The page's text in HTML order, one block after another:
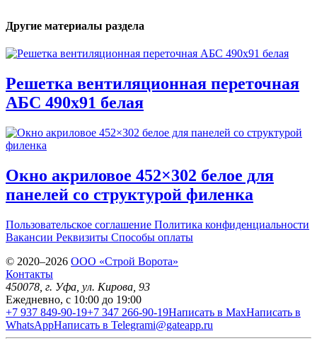
Другие материалы раздела
Решетка вентиляционная переточная
АБС 490х91 белая
Окно акриловое 452×302 белое для
панелей со структурой филенка
Пользовательское соглашение Политика конфиденциальности
Вакансии Реквизиты Способы оплаты
© 2020–2026 OOO «Строй Ворота»
Контакты
450078 , г. Уфа ул. Кирова, 93
Ежедневно, с 10:00 до 19:00
+7 937 849-90-19+7 347 266-90-19Написать в MaxНаписать в
WhatsAppНаписать в Telegrami@gateapp.ru